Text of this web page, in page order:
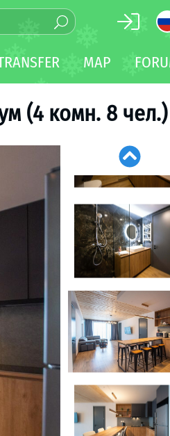
MAP
(4 комн. 8 чел.)